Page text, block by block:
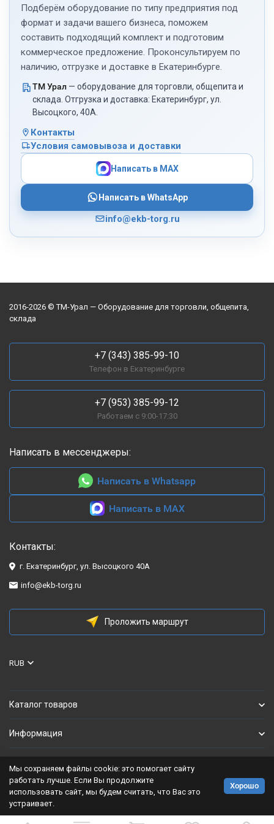
отдельно сверху и
снизу, поэтому к
особенностям шкафа
быстро
приспособились.
температуры
оборудование выходит
не моментально,
поэтому запускаем его
примерно за 20 минут
до загрузки. В
простой и понятный:
минимум управления,
хорошая вместимость
Корочка теперь ровная,
глянцевая, а не сухарь,
как раньше. Это всё
благодаря
инжекционному пару,
реально работает.
электронной панели,
меню и настроек
многовато. Но
разобрались быстро.
Самое крутое, что
программы для
повар стоит на смене.
ткнул в нужную
брака, меньше нервов.
Подключали сами, 380В
кинули без проблем. А
вот с паром пришлось
повозиться —
вызывали сантехника,
шланги там, краник
поставить. Но это
потом забыли.
нашем деле главное.
Подберём оборудование по типу предприятия под
формат и задачи вашего бизнеса, поможем
составить подходящий комплект и подготовим
коммерческое предложение. Проконсультируем по
наличию, отгрузке и доставке в Екатеринбурге.
ТМ Урал — оборудование для торговли, общепита и
склада. Отгрузка и доставка: Екатеринбург, ул.
Высоцкого, 40А.
Контакты
Условия самовывоза и доставки
Написать в MAX
Написать в WhatsApp
info@ekb-torg.ru
2016-2026 © ТМ-Урал — Оборудование для торговли, общепита,
склада
+7 (343) 385-99-10
Телефон в Екатеринбурге
+7 (953) 385-99-12
Работаем с 9:00-17:30
Написать в мессенджеры:
Написать в Whatsapp
Написать в MAX
Контакты:
г. Екатеринбург, ул. Высоцкого 40А
info@ekb-torg.ru
Проложить маршрут
RUB
Каталог товаров
Информация
Политика персональных данных
Разработано вbodysite.ru
Мы сохраняем файлы cookie: это помогает сайту
работать лучше. Если Вы продолжите
использовать сайт, мы будем считать, что Вас это
устраивает.
Хорошо